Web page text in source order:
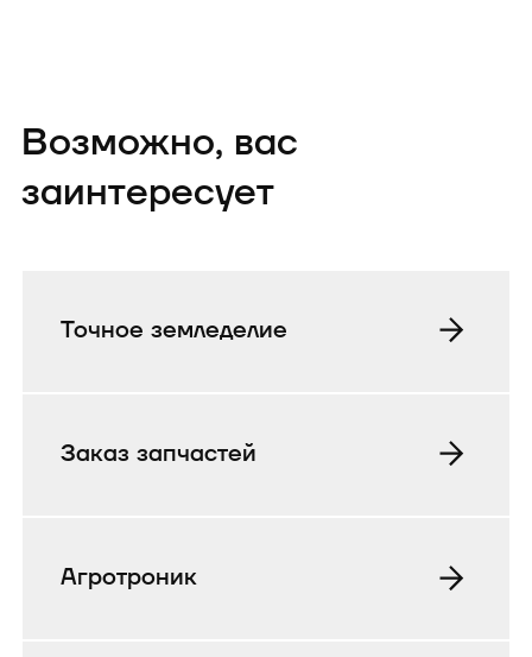
Возможно, вас
заинтересует
Точное земледелие
Заказ запчастей
Агротроник